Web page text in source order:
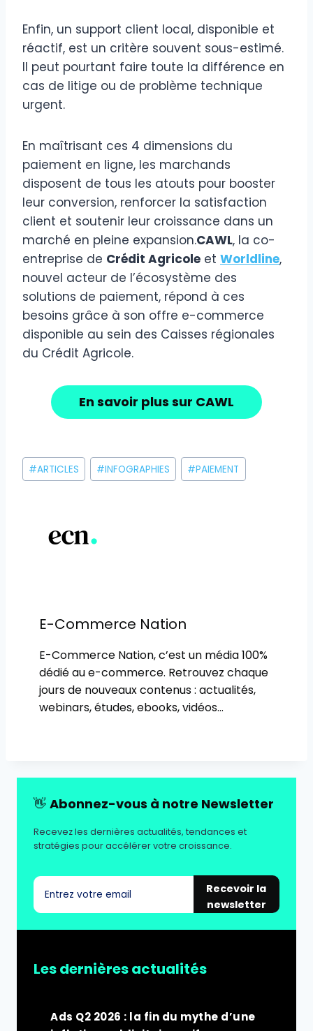
Enfin, un support client local, disponible et
réactif, est un critère souvent sous-estimé.
Il peut pourtant faire toute la différence en
cas de litige ou de problème technique
urgent.
En maîtrisant ces 4 dimensions du
paiement en ligne, les marchands
disposent de tous les atouts pour booster
leur conversion, renforcer la satisfaction
client et soutenir leur croissance dans un
marché en pleine expansion.CAWL, la co-
entreprise de Crédit Agricole et Worldline,
nouvel acteur de l’écosystème des
solutions de paiement, répond à ces
besoins grâce à son offre e-commerce
disponible au sein des Caisses régionales
du Crédit Agricole.
En savoir plus sur CAWL
Étiquettes
de
#ARTICLES #INFOGRAPHIES #PAIEMENT
E-Commerce Nation
E-Commerce Nation, c’est un média 100%
dédié au e-commerce. Retrouvez chaque
jours de nouveaux contenus : actualités,
webinars, études, ebooks, vidéos…
👋 Abonnez-vous à notre Newsletter
Recevez les dernières actualités, tendances et
stratégies pour accélérer votre croissance.
Recevoir la
newsletter
Les dernières actualités
Ads Q2 2026 : la fin du mythe d’une